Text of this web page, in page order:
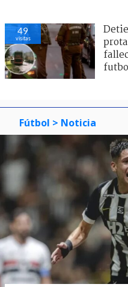
49
visitas
Fútbol > Noticia